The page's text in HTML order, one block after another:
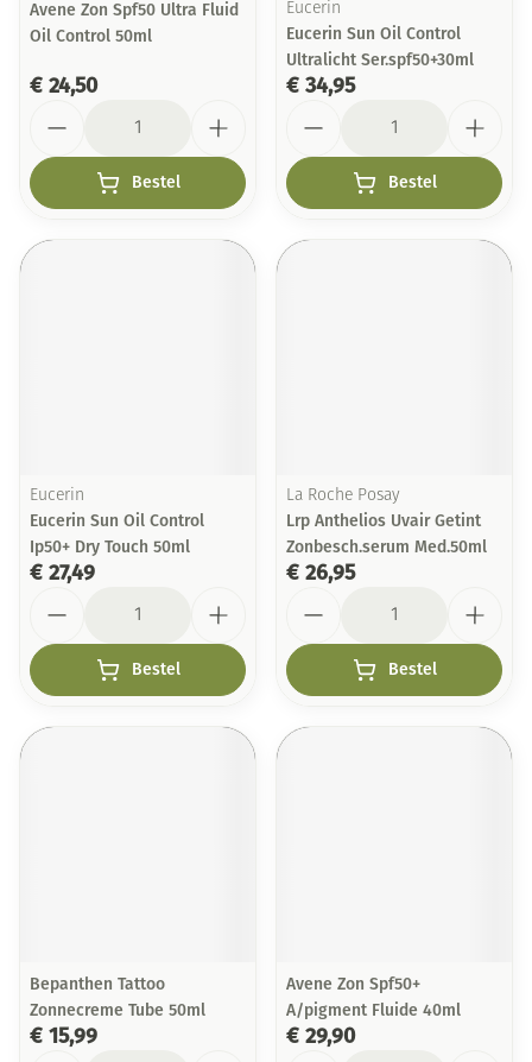
Avene Zon Spf50 Ultra Fluid
Oil Control 50ml
€ 24,50
Bestel
Eucerin
Eucerin Sun Oil Control
Ultralicht Ser.spf50+30ml
€ 34,95
Bestel
Eucerin
Eucerin Sun Oil Control
Ip50+ Dry Touch 50ml
€ 27,49
Bestel
La Roche Posay
Lrp Anthelios Uvair Getint
Zonbesch.serum Med.50ml
€ 26,95
Bestel
Bepanthen Tattoo
Zonnecreme Tube 50ml
€ 15,99
Avene Zon Spf50+
A/pigment Fluide 40ml
€ 29,90